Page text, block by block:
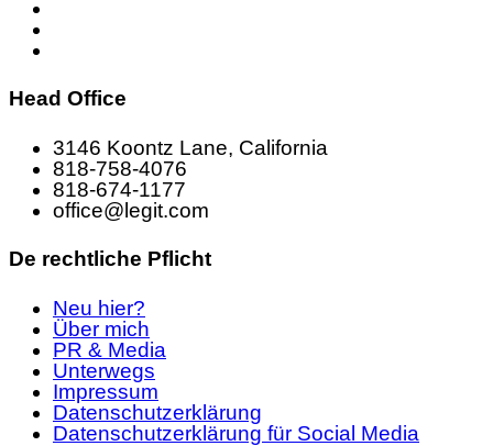
Head Office
3146 Koontz Lane, California
818-758-4076
818-674-1177
office@legit.com
De rechtliche Pflicht
Neu hier?
Über mich
PR & Media
Unterwegs
Impressum
Datenschutzerklärung
Datenschutzerklärung für Social Media